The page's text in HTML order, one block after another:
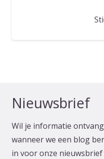
Nieuwsbrief
Wil je informatie
wanneer we een blog
in voor onze nieuwsbrief